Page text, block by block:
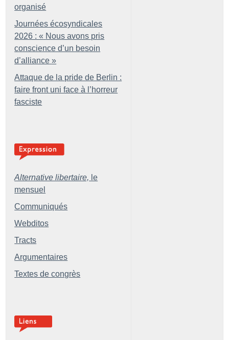
organisé
Journées écosyndicales
2026 : « Nous avons pris
conscience d’un besoin
d’alliance »
Attaque de la pride de Berlin :
faire front uni face à l’horreur
fasciste
Alternative libertaire, le
mensuel
Communiqués
Webditos
Tracts
Argumentaires
Textes de congrès